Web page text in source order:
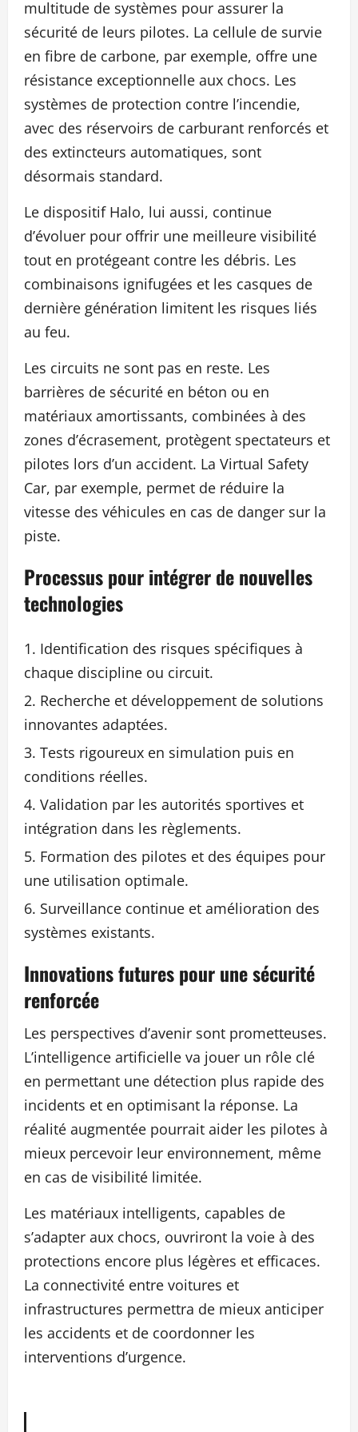
multitude de systèmes pour assurer la
sécurité de leurs pilotes. La cellule de survie
en fibre de carbone, par exemple, offre une
résistance exceptionnelle aux chocs. Les
systèmes de protection contre l’incendie,
avec des réservoirs de carburant renforcés et
des extincteurs automatiques, sont
désormais standard.
Le dispositif Halo, lui aussi, continue
d’évoluer pour offrir une meilleure visibilité
tout en protégeant contre les débris. Les
combinaisons ignifugées et les casques de
dernière génération limitent les risques liés
au feu.
Les circuits ne sont pas en reste. Les
barrières de sécurité en béton ou en
matériaux amortissants, combinées à des
zones d’écrasement, protègent spectateurs et
pilotes lors d’un accident. La Virtual Safety
Car, par exemple, permet de réduire la
vitesse des véhicules en cas de danger sur la
piste.
Processus pour intégrer de nouvelles
technologies
Identification des risques spécifiques à
chaque discipline ou circuit.
Recherche et développement de solutions
innovantes adaptées.
Tests rigoureux en simulation puis en
conditions réelles.
Validation par les autorités sportives et
intégration dans les règlements.
Formation des pilotes et des équipes pour
une utilisation optimale.
Surveillance continue et amélioration des
systèmes existants.
Innovations futures pour une sécurité
renforcée
Les perspectives d’avenir sont prometteuses.
L’intelligence artificielle va jouer un rôle clé
en permettant une détection plus rapide des
incidents et en optimisant la réponse. La
réalité augmentée pourrait aider les pilotes à
mieux percevoir leur environnement, même
en cas de visibilité limitée.
Les matériaux intelligents, capables de
s’adapter aux chocs, ouvriront la voie à des
protections encore plus légères et efficaces.
La connectivité entre voitures et
infrastructures permettra de mieux anticiper
les accidents et de coordonner les
interventions d’urgence.